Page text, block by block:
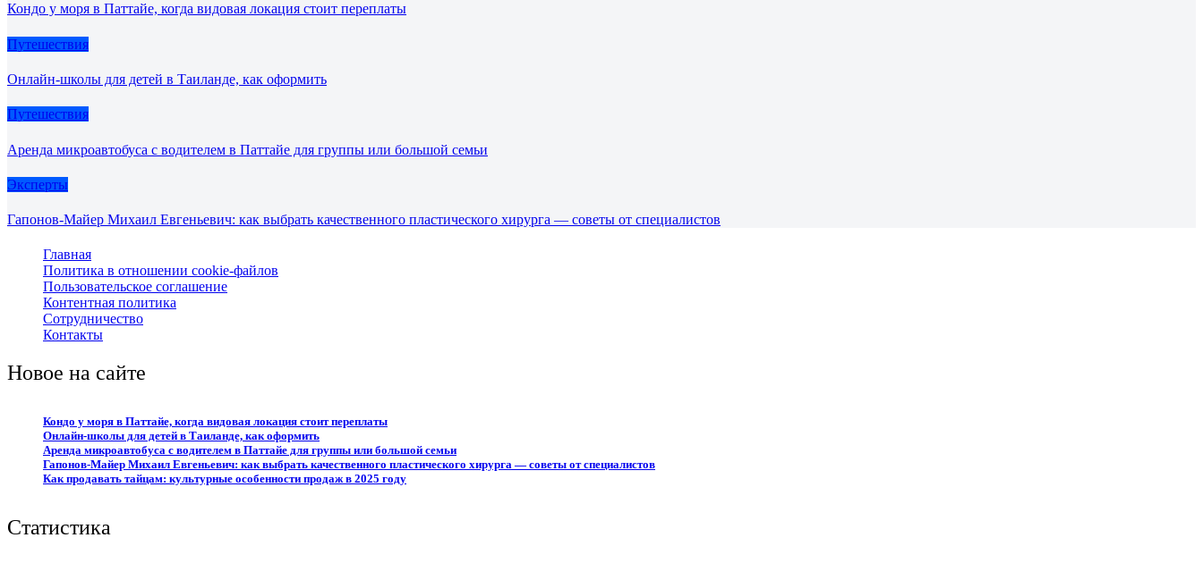
Кондо у моря в Паттайе, когда видовая локация стоит переплаты
Путешествия
Онлайн-школы для детей в Таиланде, как оформить
Путешествия
Аренда микроавтобуса с водителем в Паттайе для группы или большой семьи
Эксперты
Гапонов-Майер Михаил Евгеньевич: как выбрать качественного пластического хирурга — советы от специалистов
Главная
Политика в отношении cookie-файлов
Пользовательское соглашение
Контентная политика
Сотрудничество
Контакты
Новое на сайте
Кондо у моря в Паттайе, когда видовая локация стоит переплаты
Онлайн-школы для детей в Таиланде, как оформить
Аренда микроавтобуса с водителем в Паттайе для группы или большой семьи
Гапонов-Майер Михаил Евгеньевич: как выбрать качественного пластического хирурга — советы от специалистов
Как продавать тайцам: культурные особенности продаж в 2025 году
Статистика